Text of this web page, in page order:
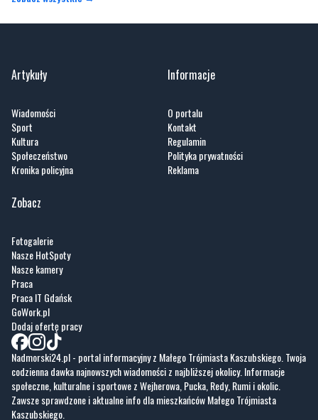
Artykuły
Wiadomości
Sport
Społeczeństwo
Informacje
O portalu
Kontakt
Zobacz
Fotogalerie
Nasze HotSpoty
Nasze kamery
Praca
Praca IT Gdańsk
GoWork.pl
Dodaj ofertę pracy
Nadmorski24.pl - portal informacyjny z Małego Trójmiasta Kaszubskiego. Twoja